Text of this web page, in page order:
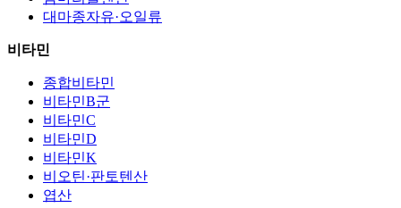
대마종자유·오일류
비타민
종합비타민
비타민B군
비타민C
비타민D
비타민K
비오틴·판토텐산
엽산